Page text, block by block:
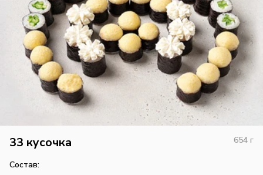
33 кусочка 654 г
Состав: